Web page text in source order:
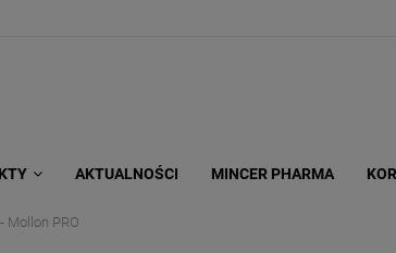
AKTUALNOŚCI MINCER PHARMA
Mollon PRO